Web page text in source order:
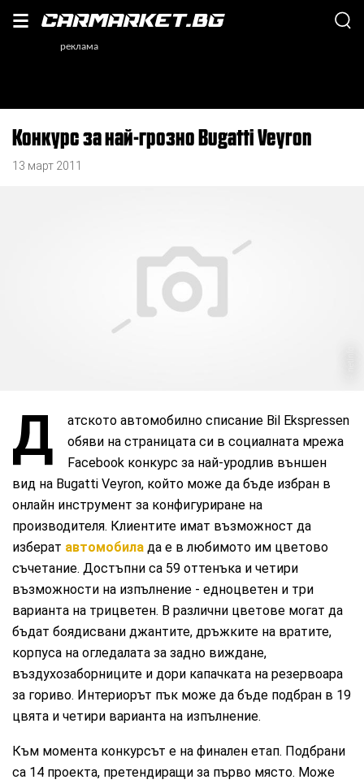
Конкурс за най-грозно Bugatti Veyron
13 март 2011
Д
атското автомобилно списание Bil Ekspressen
обяви на страницата си в социалната мрежа
Facebook конкурс за най-уродлив външен
вид на Bugatti Veyron, който може да бъде избран в
онлайн инструмент за конфигуриране на
производителя. Клиентите имат възможност да
изберат автомобила да е в любимото им цветово
съчетание. Достъпни са 59 оттенъка и четири
възможности на изпълнение - едноцветен и три
варианта на трицветен. В различни цветове могат да
бъдат боядисвани джантите, дръжките на вратите,
корпуса на огледалата за задно виждане,
въздухозаборниците и дори капачката на резервоара
за гориво. Интериорът пък може да бъде подбран в 19
цвята и четири варианта на изпълнение.
Към момента конкурсът е на финален етап. Подбрани
са 14 проекта, претендиращи за първо място. Може